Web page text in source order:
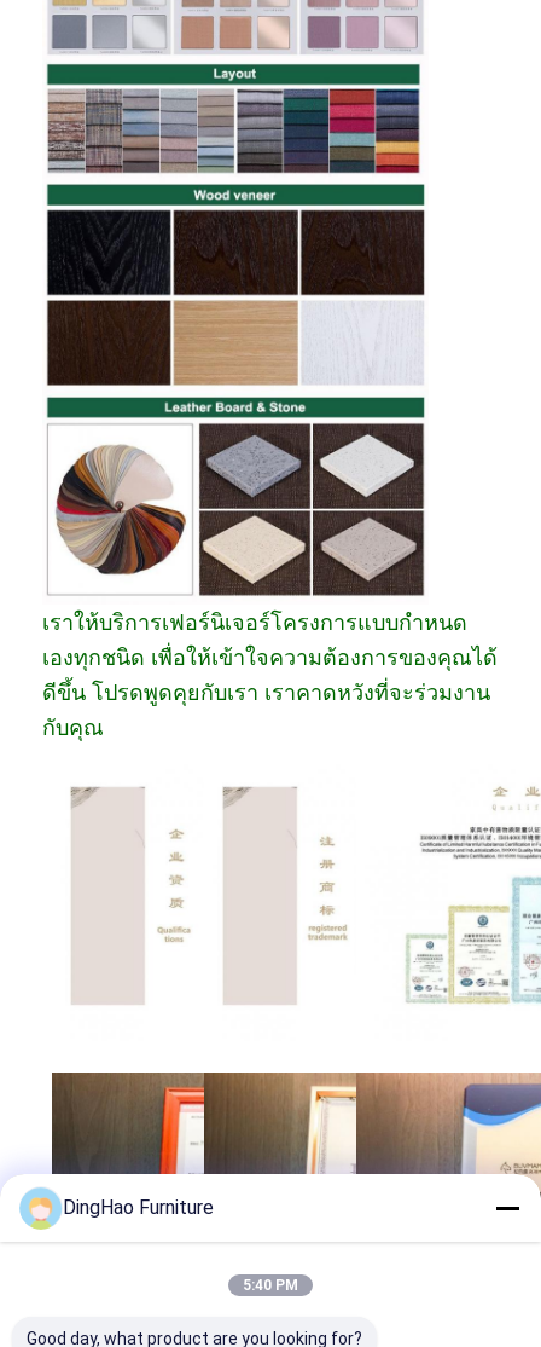
เราให้บริการเฟอร์นิเจอร์โครงการแบบกำหนด
เองทุกชนิด เพื่อให้เข้าใจความต้องการของคุณได้
ดีขึ้น โปรดพูดคุยกับเรา เราคาดหวังที่จะร่วมงาน
กับคุณ
DingHao Furniture
5:40 PM
Good day, what product are you looking for?